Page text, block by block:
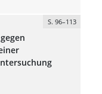
S. 96–113